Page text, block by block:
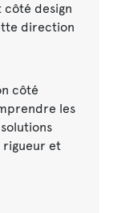
côté design
direction
côté
les
rigueur et